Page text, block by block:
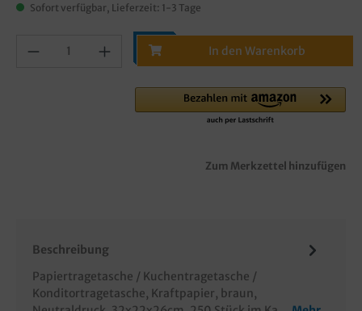
Sofort verfügbar, Lieferzeit: 1-3 Tage
In den Warenkorb
Zum Merkzettel hinzufügen
Beschreibung
Papiertragetasche / Kuchentragetasche /
Konditortragetasche, Kraftpapier, braun,